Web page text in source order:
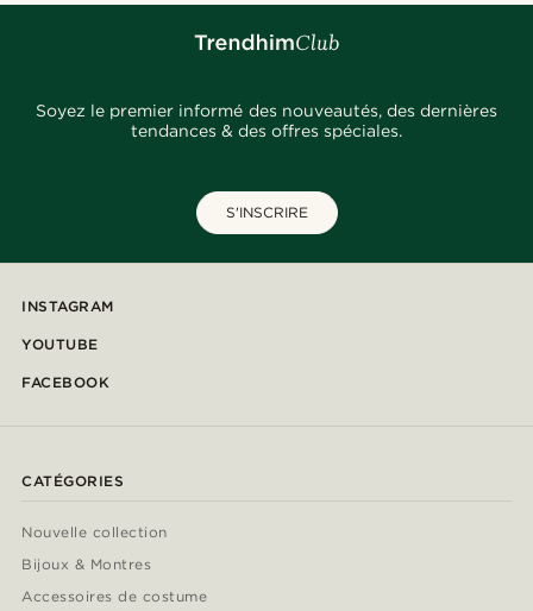
Soyez le premier informé des nouveautés, des dernières
tendances & des offres spéciales.
S'INSCRIRE
INSTAGRAM
YOUTUBE
FACEBOOK
CATÉGORIES
Nouvelle collection
Bijoux & Montres
Accessoires de costume